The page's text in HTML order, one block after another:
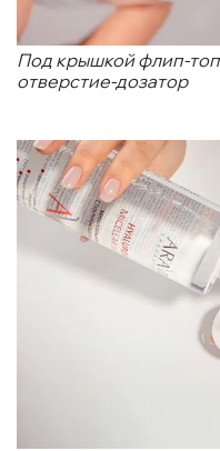
Под крышкой флип-
отверстие-дозатор